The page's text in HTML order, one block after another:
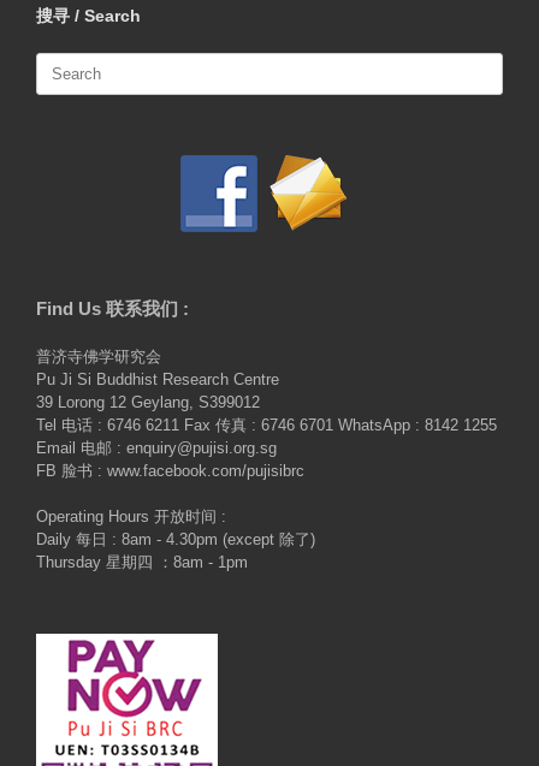
搜寻 / Search
Search
Find Us 联系我们 :
普济寺佛学研究会
Pu Ji Si Buddhist Research Centre
39 Lorong 12 Geylang, S399012
Tel 电话 : 6746 6211 Fax 传真 : 6746 6701 WhatsApp : 8142 1255
Email 电邮 : enquiry@pujisi.org.sg
FB 脸书 : www.facebook.com/pujisibrc
Operating Hours 开放时间 :
Daily 每日 : 8am - 4.30pm (except 除了)
Thursday 星期四 ：8am - 1pm